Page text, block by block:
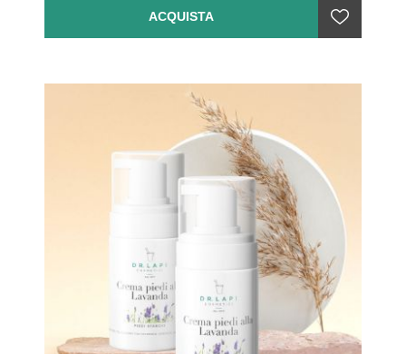
ACQUISTA